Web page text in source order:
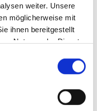
weiter. Unsere
möglicherweise mit
ihnen bereitgestellt
Nutzung der Dienste
Augenheilkunde:
2024 – Immer